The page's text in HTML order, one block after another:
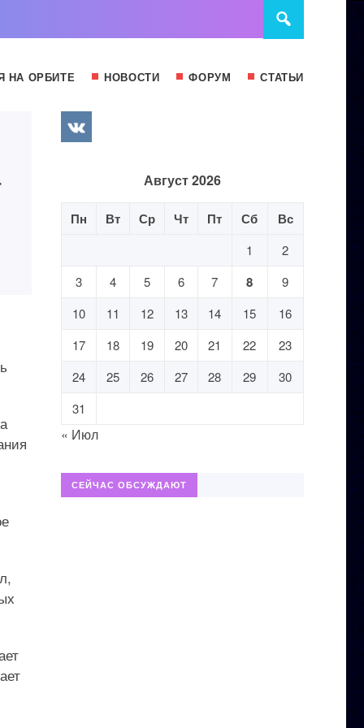
НА ОРБИТЕ НОВОСТИ ФОРУМ СТАТЬИ
Август 2026
Пн Вт Ср Чт Пт Сб Вс
1
2
3
4 5 6 7 8
9
10
11 12 13 14 15
16
17
18 19 20 21 22
23
24
25 26 27 28 29
30
31
« Июл
СЕЙЧАС ОБСУЖДАЮТ